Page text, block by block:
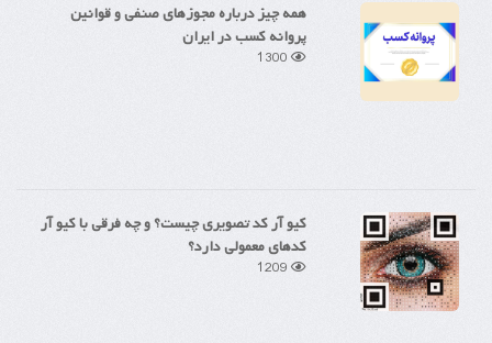
همه چیز درباره مجوزهای صنفی و قوانین
پروانه کسب در ایران
کیو آر کد تصویری چیست؟ و چه فرقی با کیو آر
کدهای معمولی دارد؟